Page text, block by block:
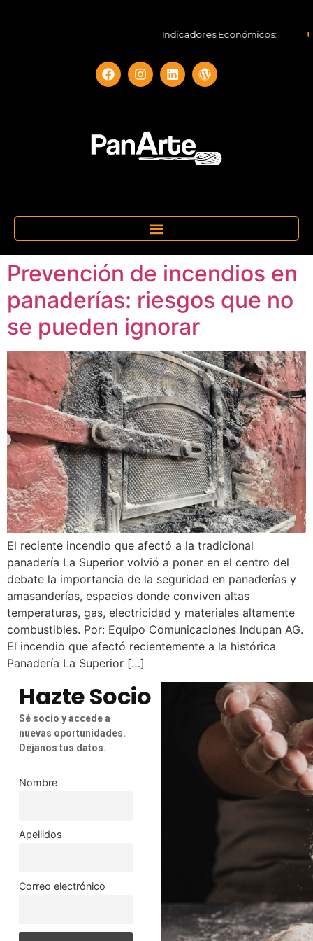
Indicadores Económicos:
Prevención de incendios en
panaderías: riesgos que no
se pueden ignorar
El reciente incendio que afectó a la tradicional
panadería La Superior volvió a poner en el centro del
debate la importancia de la seguridad en panaderías y
amasanderías, espacios donde conviven altas
temperaturas, gas, electricidad y materiales altamente
combustibles. Por: Equipo Comunicaciones Indupan AG.
El incendio que afectó recientemente a la histórica
Panadería La Superior […]
Hazte Socio
Sé socio y accede a
nuevas oportunidades.
Déjanos tus datos.
Nombre
Apellidos
Correo electrónico